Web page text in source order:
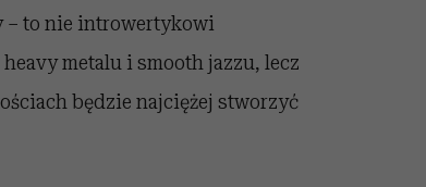
– to nie introwertykowi
metalu i smooth jazzu, lecz
będzie najciężej stworzyć